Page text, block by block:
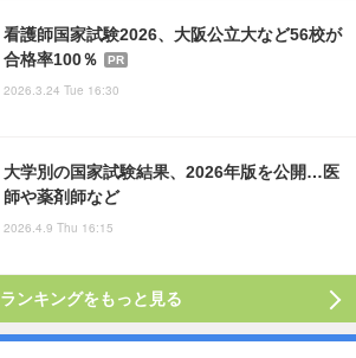
看護師国家試験2026、大阪公立大など56校が
合格率100％
PR
2026.3.24 Tue 16:30
大学別の国家試験結果、2026年版を公開…医
師や薬剤師など
2026.4.9 Thu 16:15
ランキングをもっと見る